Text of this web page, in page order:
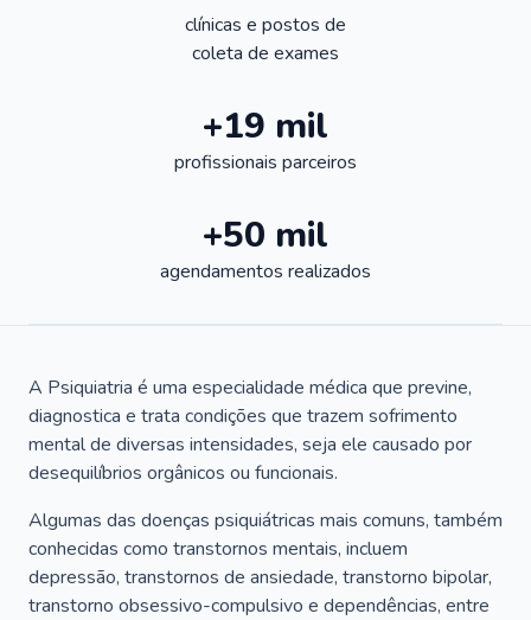
clínicas e postos de
coleta de exames
+19 mil
profissionais parceiros
+50 mil
agendamentos realizados
A Psiquiatria é uma especialidade médica que previne,
diagnostica e trata condições que trazem sofrimento
mental de diversas intensidades, seja ele causado por
desequilíbrios orgânicos ou funcionais.
Algumas das doenças psiquiátricas mais comuns, também
conhecidas como transtornos mentais, incluem
depressão, transtornos de ansiedade, transtorno bipolar,
transtorno obsessivo-compulsivo e dependências, entre